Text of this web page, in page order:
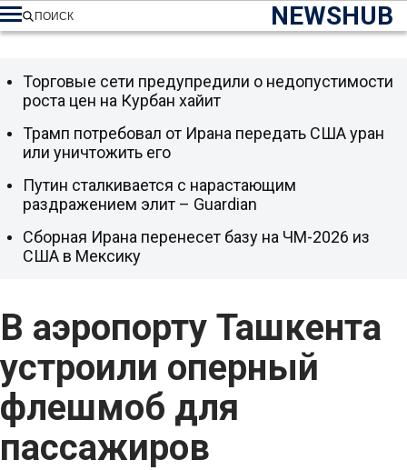
NEWSHUB
ПОИСК
В аэропорту Ташкента
устроили оперный
флешмоб для
пассажиров
Торговые сети предупредили о недопустимости
роста цен на Курбан хайит
Трамп потребовал от Ирана передать США уран
или уничтожить его
Путин сталкивается с нарастающим
раздражением элит – Guardian
Сборная Ирана перенесет базу на ЧМ-2026 из
США в Мексику